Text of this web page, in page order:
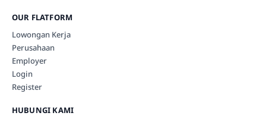
OUR FLATFORM
Lowongan Kerja
Perusahaan
Employer
Login
Register
HUBUNGI KAMI